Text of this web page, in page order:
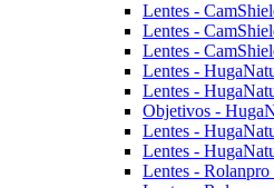
Lentes -
Lentes -
Lentes -
Lentes -
Lentes -
Objetivos -
Lentes -
Lentes -
Lentes -